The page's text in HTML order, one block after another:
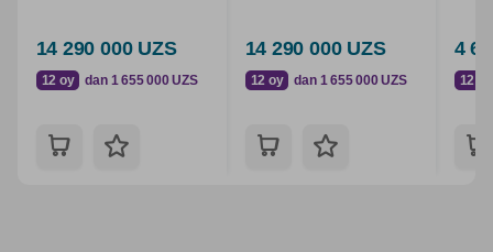
14 290 000 UZS
12 oy dan 1 655 000 UZS
14 290 000 UZS
12 oy dan 1 655 000 UZS
4
12 oy